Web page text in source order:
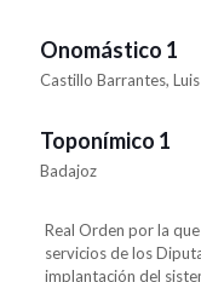
Onomástico 1
Castillo Barrantes,
Toponímico 1
Badajoz
Real Orden por la
servicios de los
implantación del